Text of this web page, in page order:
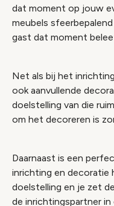
dat moment op jouw
meubels
gast dat moment
Net als bij het
ook aanvullende
doelstelling van die
om het decoreren is
Daarnaast is een
inrichting en decoratie
doelstelling en je zet
de inrichtingspartner